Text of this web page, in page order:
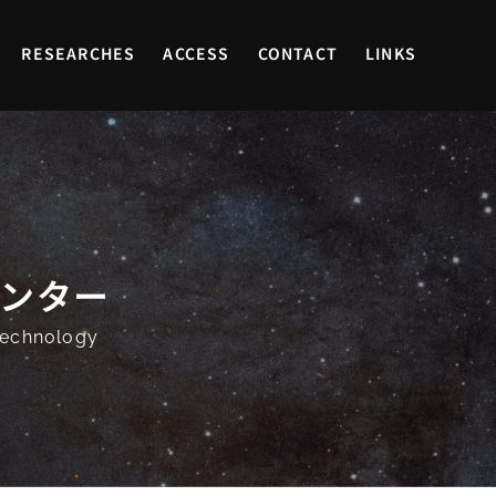
RESEARCHES ACCESS CONTACT LINKS
ター